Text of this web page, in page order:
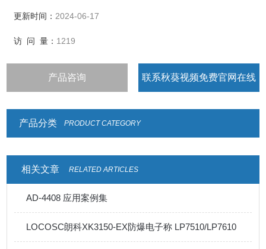
更新时间： 2024-06-17
访 问 量： 1219
产品咨询 联系秋葵视频免费官网在线
产品分类
PRODUCT CATEGORY
相关文章 RELATED ARTICLES
AD-4408 应用案例集
LOCOSC朗科XK3150-EX防爆电子称 LP7510/LP7610